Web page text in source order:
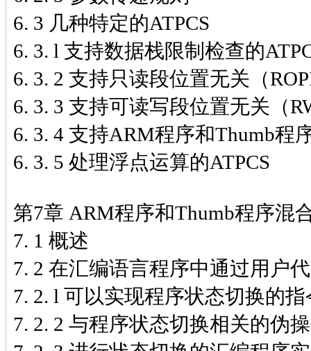
6. 3 几种特定的ATPCS
6. 3. l 支持数据栈限制检查的
6. 3. 2 支持只读段位置无关（
6. 3. 3 支持可读写段位置无关（
6. 3. 4 支持ARM程序和Thumb程
6. 3. 5 处理浮点运算的ATPCS
第7章 ARM程序和Thumb程序混
7. 1 概述
7. 2 在汇编语言程序中通过用户
7. 2. l 可以实现程序状态切换的指
7. 2. 2 与程序状态切换相关的伪